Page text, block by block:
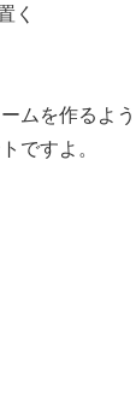
く
ムを作るよ
ですよ。